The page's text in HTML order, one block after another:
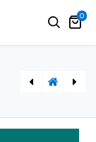
0